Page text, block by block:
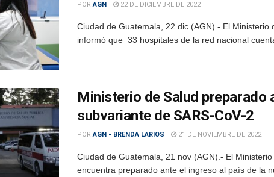
POR AGN 22 DE DICIEMBRE DE 2022
Ciudad de Guatemala, 22 dic (AGN).- El Ministerio
informó que 33 hospitales de la red nacional
Ministerio de Salud preparado
subvariante de SARS-CoV-2
POR AGN - BRENDA LARIOS 21 DE NOVIEMBRE DE 2022
Ciudad de Guatemala, 21 nov (AGN).- El
encuentra preparado ante el ingreso al país de la